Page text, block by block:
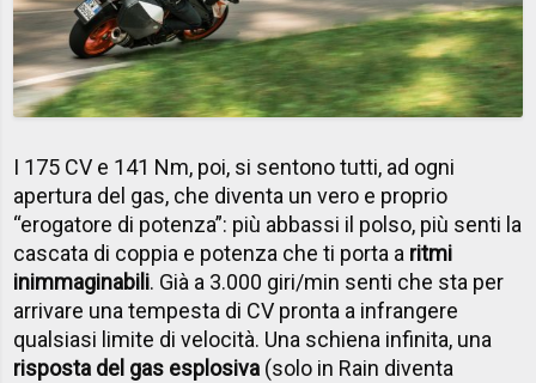
I 175 CV e 141 Nm, poi, si sentono tutti, ad ogni
apertura del gas, che diventa un vero e proprio
“erogatore di potenza”: più abbassi il polso, più senti la
cascata di coppia e potenza che ti porta a ritmi
inimmaginabili. Già a 3.000 giri/min senti che sta per
arrivare una tempesta di CV pronta a infrangere
qualsiasi limite di velocità. Una schiena infinita, una
risposta del gas esplosiva (solo in Rain diventa